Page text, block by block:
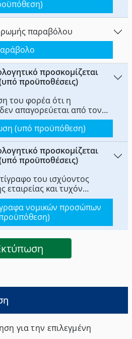
παραβόλου
προσκομίζεται
προϋποθέσεις)
του φορέα ότι η
απαγορεύεται από τον
της οικοδομής.
(υπό προϋπόθεση)
προσκομίζεται
προϋποθέσεις)
του ισχύοντος
εταιρείας και τυχόν
και Νομιμοποιητικά
του νομικού
νομικών προσώπων
για την επιλεγμένη